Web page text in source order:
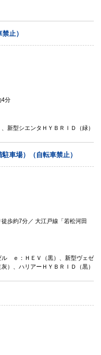
止）
4分
新型シエンタＨＹＢＲＩＤ（緑）
車場）（自転車禁止）
歩約7分／ 大江戸線「若松河田
ル ｅ：ＨＥＶ（黒）、新型ヴェゼ
）、ハリアーＨＹＢＲＩＤ（黒）